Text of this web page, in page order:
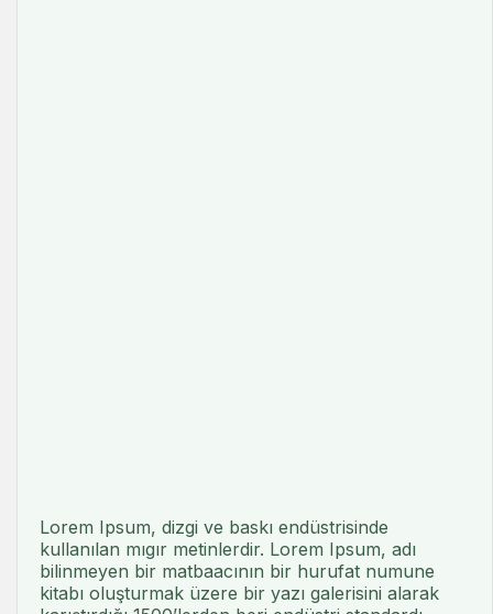
Lorem Ipsum, dizgi ve baskı endüstrisinde
kullanılan mıgır metinlerdir. Lorem Ipsum, adı
bilinmeyen bir matbaacının bir hurufat numune
kitabı oluşturmak üzere bir yazı galerisini alarak